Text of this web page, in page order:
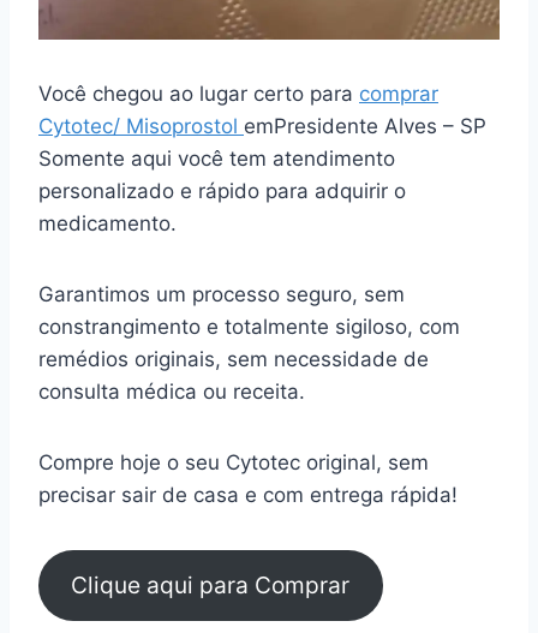
Você chegou ao lugar certo para comprar
Cytotec/ Misoprostol emPresidente Alves – SP
Somente aqui você tem atendimento
personalizado e rápido para adquirir o
medicamento.
Garantimos um processo seguro, sem
constrangimento e totalmente sigiloso, com
remédios originais, sem necessidade de
consulta médica ou receita.
Compre hoje o seu Cytotec original, sem
precisar sair de casa e com entrega rápida!
Clique aqui para Comprar